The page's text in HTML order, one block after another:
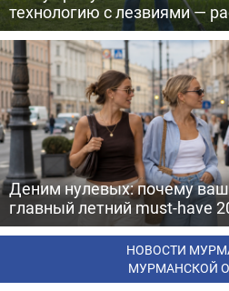
технологию с лезвиями —
Деним нулевых: почему
главный летний must-have
НОВОСТИ
МУРМАНСКОЙ